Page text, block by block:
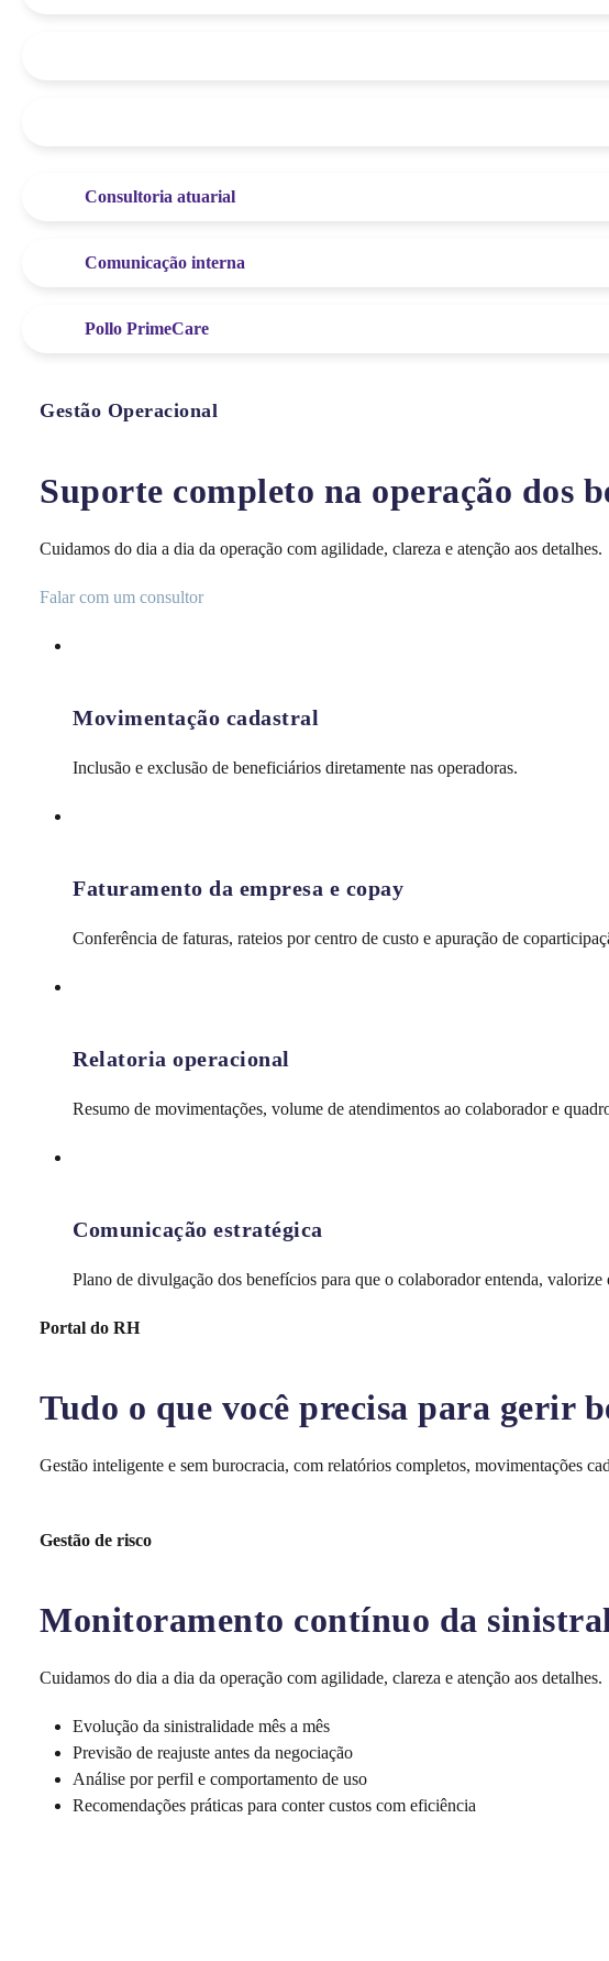
Consultoria atuarial
Comunicação interna
Pollo PrimeCare
Gestão Operacional
Suporte completo na operação dos
Cuidamos do dia a dia da operação com agilidade, clareza e atenção aos detalhes.
Falar com um consultor
Movimentação cadastral
Inclusão e exclusão de beneficiários diretamente nas operadoras.
Faturamento da empresa e copay
Conferência de faturas, rateios por centro de custo e apuração de
Relatoria operacional
Resumo de movimentações, volume de atendimentos ao colaborador e
Comunicação estratégica
Plano de divulgação dos benefícios para que o colaborador entenda, valorize
Portal do RH
Tudo o que você precisa para gerir
Gestão inteligente e sem burocracia, com relatórios completos, movimentações
Gestão de risco
Monitoramento contínuo da
Cuidamos do dia a dia da operação com agilidade, clareza e atenção aos detalhes.
Evolução da sinistralidade mês a mês
Previsão de reajuste antes da negociação
Análise por perfil e comportamento de uso
Recomendações práticas para conter custos com eficiência